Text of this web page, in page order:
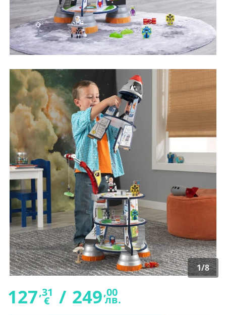
1/8
127,31
€ / 249,00
лв.